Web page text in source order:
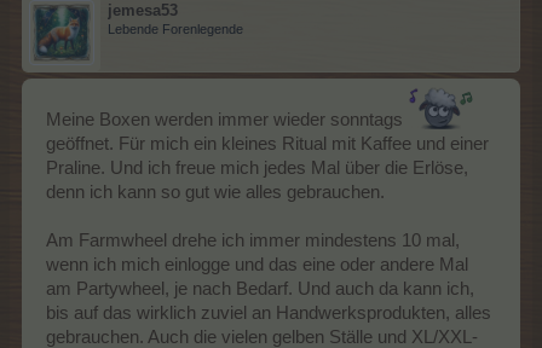
jemesa53
Lebende Forenlegende
Meine Boxen werden immer wieder sonntags
geöffnet. Für mich ein kleines Ritual mit Kaffee und einer
Praline. Und ich freue mich jedes Mal über die Erlöse,
denn ich kann so gut wie alles gebrauchen.
Am Farmwheel drehe ich immer mindestens 10 mal,
wenn ich mich einlogge und das eine oder andere Mal
am Partywheel, je nach Bedarf. Und auch da kann ich,
bis auf das wirklich zuviel an Handwerksprodukten, alles
gebrauchen. Auch die vielen gelben Ställe und XL/XXL-